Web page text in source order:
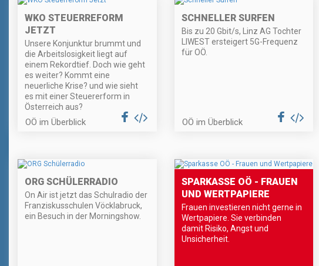
WKO STEUERREFORM
JETZT
Unsere Konjunktur brummt und
die Arbeitslosigkeit liegt auf
einem Rekordtief. Doch wie geht
es weiter? Kommt eine
neuerliche Krise? und wie sieht
es mit einer Steuererform in
Österreich aus?
OÖ im Überblick
SCHNELLER SURFEN
Bis zu 20 Gbit/s, Linz AG Tochter
LIWEST ersteigert 5G-Frequenz
für OÖ.
OÖ im Überblick
ORG SCHÜLERRADIO
On Air ist jetzt das Schulradio der
Franziskusschulen Vöcklabruck,
ein Besuch in der Morningshow.
SPARKASSE OÖ - FRAUEN
UND WERTPAPIERE
Frauen investieren nicht gerne in
Wertpapiere. Sie verbinden
damit Risiko, Angst und
Unsicherheit.